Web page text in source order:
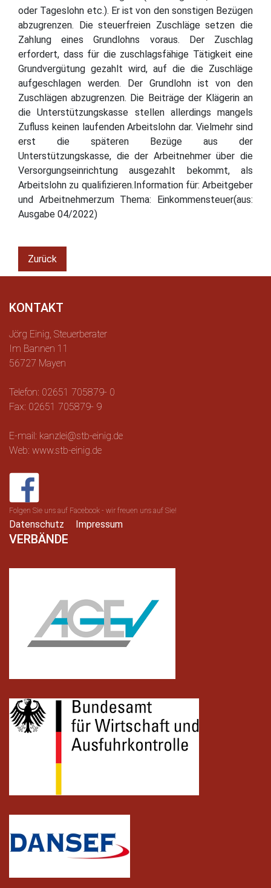
oder Tageslohn etc.). Er ist von den sonstigen Bezügen
abzugrenzen. Die steuerfreien Zuschläge setzen die
Zahlung eines Grundlohns voraus. Der Zuschlag
erfordert, dass für die zuschlagsfähige Tätigkeit eine
Grundvergütung gezahlt wird, auf die die Zuschläge
aufgeschlagen werden. Der Grundlohn ist von den
Zuschlägen abzugrenzen. Die Beiträge der Klägerin an
die Unterstützungskasse stellen allerdings mangels
Zufluss keinen laufenden Arbeitslohn dar. Vielmehr sind
erst die späteren Bezüge aus der
Unterstützungskasse, die der Arbeitnehmer über die
Versorgungseinrichtung ausgezahlt bekommt, als
Arbeitslohn zu qualifizieren.Information für: Arbeitgeber
und Arbeitnehmerzum Thema: Einkommensteuer(aus:
Ausgabe 04/2022)
Zurück
KONTAKT
Jörg Einig, Steuerberater
Im Bannen 11
56727 Mayen
Telefon: 02651 705879- 0
Fax: 02651 705879- 9
E-mail: kanzlei@stb-einig.de
Web: www.stb-einig.de
Folgen Sie uns auf Facebook - wir freuen uns auf Sie!
Datenschutz Impressum
VERBÄNDE